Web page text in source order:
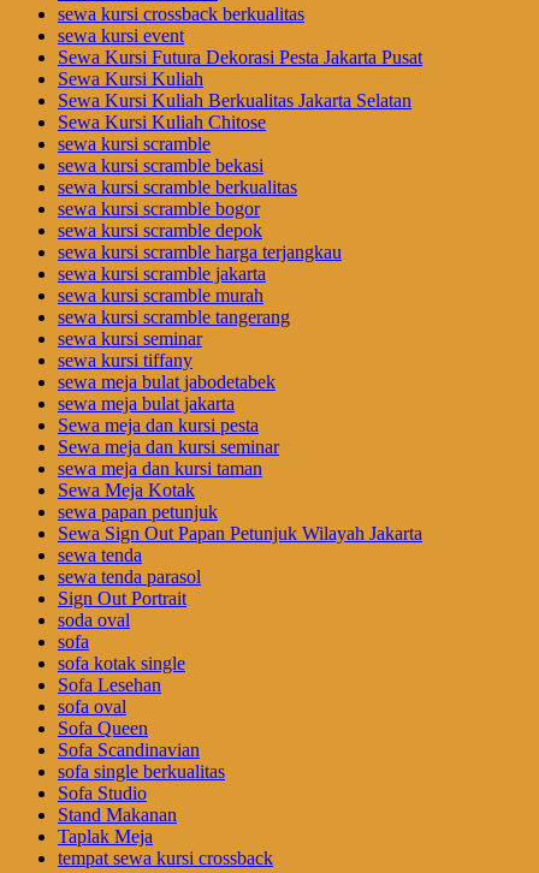
sewa kursi crossback berkualitas
sewa kursi event
Sewa Kursi Futura Dekorasi Pesta Jakarta Pusat
Sewa Kursi Kuliah
Sewa Kursi Kuliah Berkualitas Jakarta Selatan
Sewa Kursi Kuliah Chitose
sewa kursi scramble
sewa kursi scramble bekasi
sewa kursi scramble berkualitas
sewa kursi scramble bogor
sewa kursi scramble depok
sewa kursi scramble harga terjangkau
sewa kursi scramble jakarta
sewa kursi scramble murah
sewa kursi scramble tangerang
sewa kursi seminar
sewa kursi tiffany
sewa meja bulat jabodetabek
sewa meja bulat jakarta
Sewa meja dan kursi pesta
Sewa meja dan kursi seminar
sewa meja dan kursi taman
Sewa Meja Kotak
sewa papan petunjuk
Sewa Sign Out Papan Petunjuk Wilayah Jakarta
sewa tenda
sewa tenda parasol
Sign Out Portrait
soda oval
sofa
sofa kotak single
Sofa Lesehan
sofa oval
Sofa Queen
Sofa Scandinavian
sofa single berkualitas
Sofa Studio
Stand Makanan
Taplak Meja
tempat sewa kursi crossback